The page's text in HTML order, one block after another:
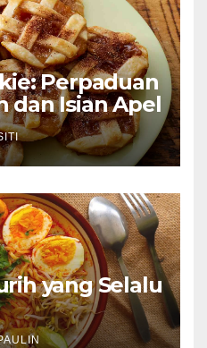
Perpaduan
dan Isian Apel
yang Selalu